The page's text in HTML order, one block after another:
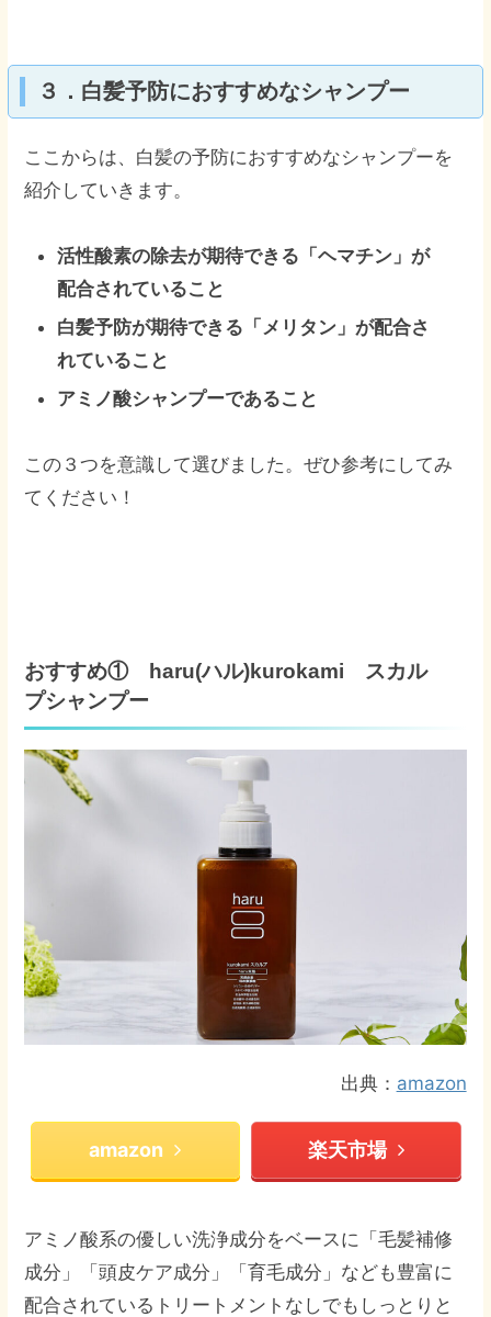
３．白髪予防におすすめなシャンプー
ここからは、白髪の予防におすすめなシャンプーを
紹介していきます。
活性酸素の除去が期待できる「ヘマチン」が
配合されていること
白髪予防が期待できる「メリタン」が配合さ
れていること
アミノ酸シャンプーであること
この３つを意識して選びました。ぜひ参考にしてみ
てください！
おすすめ① haru(ハル)kurokami スカル
プシャンプー
出典： amazon
amazon 楽天市場
アミノ酸系の優しい洗浄成分をベースに「毛髪補修
成分」「頭皮ケア成分」「育毛成分」なども豊富に
配合されているトリートメントなしでもしっとりと